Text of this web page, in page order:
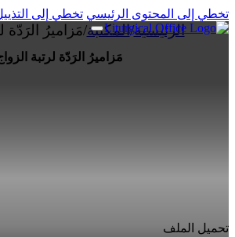
تخطي إلى المحتوى الرئيسي تخطي إلى
الرئيسية/المكتبة/مَزاميرُ الرَدّة
مَزاميرُ الرَدّة لرتبة
تحميل الملف